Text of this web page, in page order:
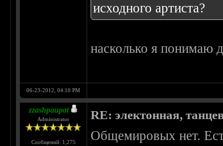
исходного артиста?
насколько я понимаю
06-23-2012, 04:10 PM
zzashpaupat
Administrator
Сообщений: 1,275
RE: электонная,
Общемировых нет.